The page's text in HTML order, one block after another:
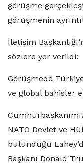
görüşme
görüşmenin
İletişim
sözlere yer verildi:
Görüşmede
ve global bahisler
NATO Devlet ve
bulunduğu
Başkanı Donald